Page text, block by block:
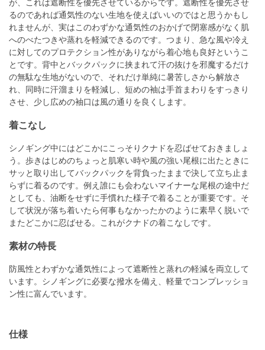
が、これは遮断性を優先させているからです。遮断性を優先させ
るのであれば通気性のない生地を使えばいいのではと思うかもし
れませんが、実はこのわずかな通気性のおかげで閉塞感がなく肌
へのべたつきや蒸れを軽減できるのです。つまり、急な風や冷え
に対してのプロテクション性がありながら着心地も良好というこ
とです。背中とバックパックに挟まれて汗の抜けを邪魔するだけ
の無駄な生地がないので、それだけ単純に暑苦しさから解放さ
れ、同時に汗溜まりを軽減し、短めの袖は手首まわりをすっきり
させ、少し広めの袖口は風の通りを良くします。
着こなし
シノギング中にはどこかにこっそりクナドを忍ばせておきましょ
う。歩きはじめのちょっと肌寒い時や風の強い尾根に出たときに
サッと取り出してバックパックを背負ったままで決して立ち止ま
らずに着るのです。例え誰にも会わないマイナーな尾根の途中だ
としても、油断をせずに手慣れた様子で着ることが重要です。そ
して状況が落ち着いたら何事もなかったかのように素早く脱いで
またどこかに忍ばせる。これがクナドの着こなしです。
素材の特長
防風性とわずかな通気性によって遮断性と蒸れの軽減を両立して
います。シノギングに必要な撥水を備え、軽量でコンプレッショ
ン性に富んでいます。
仕様